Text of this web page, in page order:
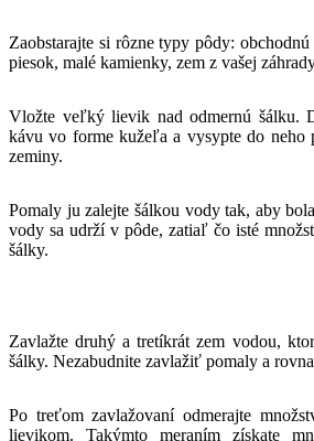
Zaobstarajte si rôzne typy pôdy:
piesok, malé kamienky, zem z vašej
Vložte veľký lievik nad odmernú šálku.
kávu vo forme kužeľa a vysypte do neho
zeminy.
Pomaly ju zalejte šálkou vody tak, aby
vody sa udrží v pôde, zatiaľ čo isté
šálky.
Zavlažte druhý a tretíkrát zem vodou,
šálky. Nezabudnite zavlažiť pomaly a
Po treťom zavlažovaní odmerajte
lievikom. Takýmto meraním získate